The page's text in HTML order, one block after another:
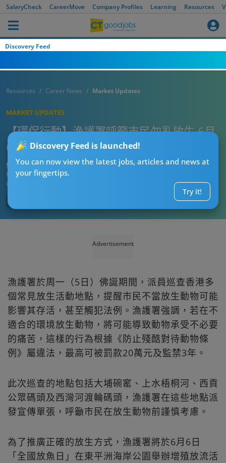
SalaryCheck CareerMove Company Profiles Learning Resources
Discovery Feed
Discovery Feed is launched!
You can now view the latest jobs, articles and news at
your fingertips.
Try it!
Resources Career News Market Updates
MARKET UPDATES
【環保行動】漁護署呼籲市民勿亂放生 6月
6日全國放魚日推增殖放流活動
CTgoodjobs’ Editor
Published:2025-05-06 12:45
Updated:
Advertisement
漁護署於周一（5日）佛誕期間，派員巡查香港多
個常見放生活動地點，提醒市民不當放生動物可能
影響其存活，甚至觸犯法例。漁護署強調，若在不
適合的環境放生動物，將可能導致動物承受不必要
的痛苦，這樣的行為根據《防止殘酷對待動物條
例》屬違法，最高可被罰款20萬元及監禁3年。
此次巡查的地點包括大埔碗窰、上水梧桐河、西貢
公眾碼頭及西灣河渡輪碼頭，漁護署在這些地點派
發宣傳單張，呼籲市民在放生動物前謹慎考慮。
為了推廣正確的放生方式，漁護署將於6月6日
「全國放魚日」在東平洲海岸公園舉辦增殖放流活